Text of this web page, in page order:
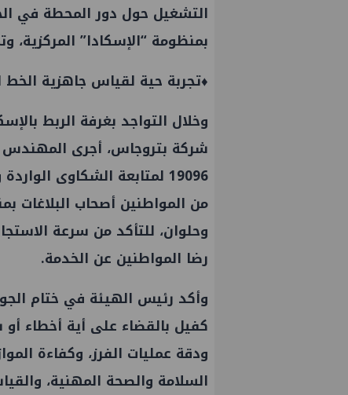
التشغيل حول دور المحطة في
بمنظومة “الإسكادا” المركزية،
♦️تجربة حية لقياس جاهزية الخط
وخلال التواجد بغرفة الربط
شركة بتروجاس، أجرى المهندس
19096 لمتابعة الشكاوى
وحلوان، للتأكد من سرعة
رضا المواطنين عن الخدمة.
وأكد رئيس الهيئة في ختام
كفيل بالقضاء على أية أخطاء أو
ودقة عمليات الفرز، وكفاءة
السلامة والصحة المهنية،
أنور نائبين للرئيس
جنوب الوادي تنظم لقاء توعوي